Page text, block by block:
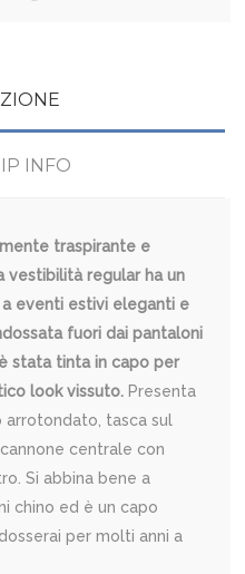
INFO
traspirante e
vestibilità regular ha un
eventi estivi eleganti e
fuori dai pantaloni
stata tinta in capo per
look vissuto. Presenta
tasca sul
centrale con
Si abbina bene a
chino ed è un capo
per molti anni a